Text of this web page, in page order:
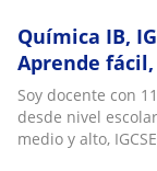
Química IB,
Aprende
Soy docente con
desde nivel
medio y alto,